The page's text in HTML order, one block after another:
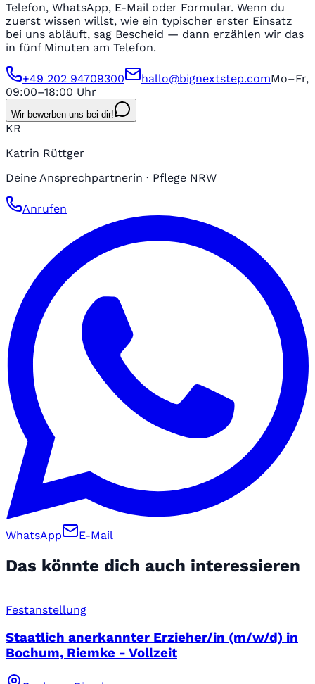
Telefon, WhatsApp, E-Mail oder Formular. Wenn du
zuerst wissen willst, wie ein typischer erster Einsatz
bei uns abläuft, sag Bescheid — dann erzählen wir das
in fünf Minuten am Telefon.
+49 202 94709300 hallo@bignextstep.comMo–Fr,
09:00–18:00 Uhr
Wir bewerben uns bei dir!
KR
Katrin Rüttger
Deine Ansprechpartnerin · Pflege NRW
Anrufen
WhatsApp E-Mail
Das könnte dich auch interessieren
Festanstellung
Staatlich anerkannter Erzieher/in (m/w/d) in
Bochum, Riemke - Vollzeit